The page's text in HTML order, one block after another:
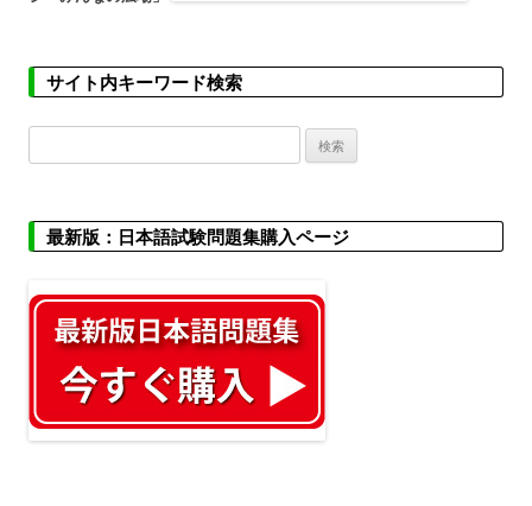
サイト内キーワード検索
索:
最新版：日本語試験問題集購入ページ